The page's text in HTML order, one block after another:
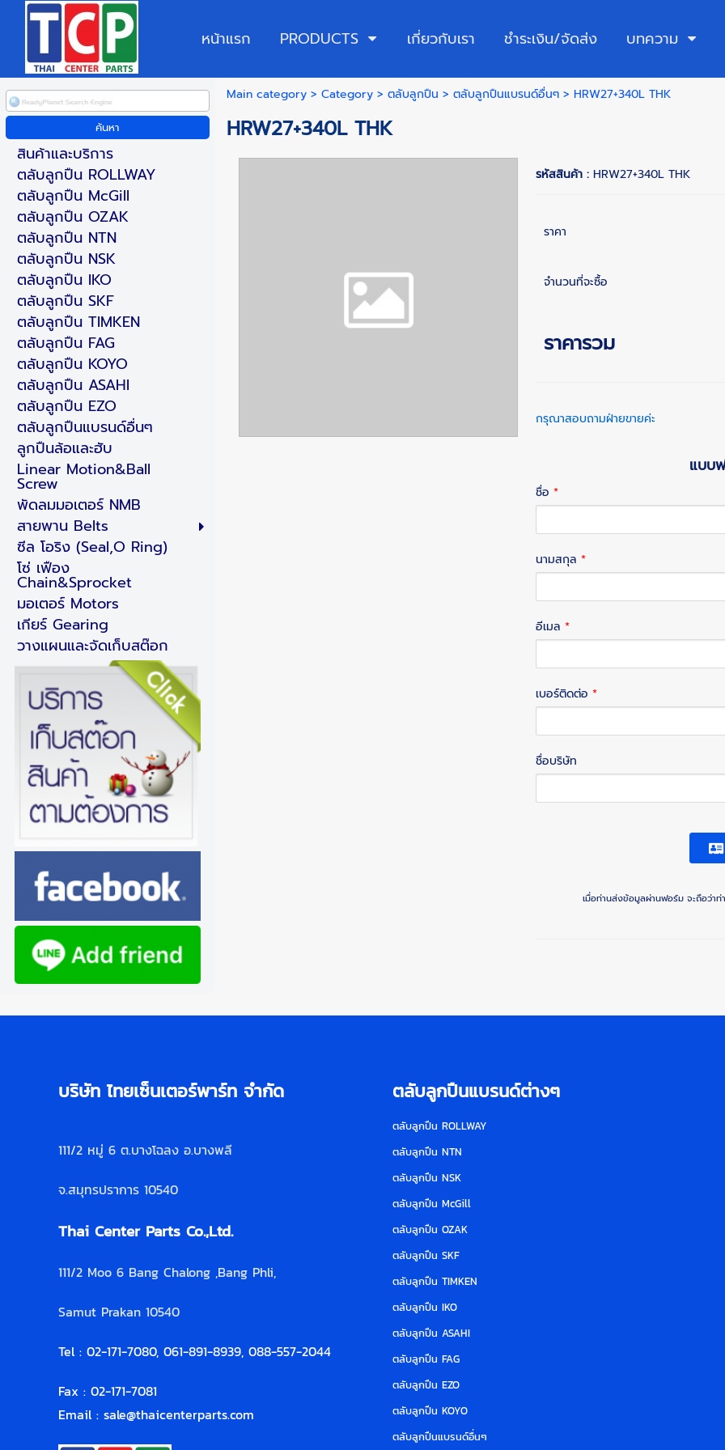
หน้าแรก PRODUCTS เกี่ยวกับเรา ชำระเงิน/จัดส่ง บทความ
สินค้าและบริการ
ตลับลูกปืน ROLLWAY
ตลับลูกปืน McGill
ตลับลูกปืน OZAK
ตลับลูกปืน NTN
ตลับลูกปืน NSK
ตลับลูกปืน IKO
ตลับลูกปืน SKF
ตลับลูกปืน TIMKEN
ตลับลูกปืน FAG
ตลับลูกปืน KOYO
ตลับลูกปืน ASAHI
ตลับลูกปืน EZO
ตลับลูกปืนแบรนด์อื่นๆ
ลูกปืนล้อและฮับ
Linear Motion&Ball
Screw
พัดลมมอเตอร์ NMB
สายพาน Belts
ซีล โอริง (Seal,O Ring)
โซ่ เฟือง
Chain&Sprocket
มอเตอร์ Motors
เกียร์ Gearing
วางแผนและจัดเก็บสต๊อก
Main category> Category> ตลับลูกปืน > ตลับลูกปืนแบรนด์อื่นๆ> HRW27+340L THK
HRW27+340L THK
รหัสสินค้า : HRW27+340L THK
ราคา
จำนวนที่จะซื้อ
ราคารวม
กรุณาสอบถามฝ่ายขายค่ะ
แบบ
ชื่อ *
นามสกุล *
อีเมล *
เบอร์ติดต่อ *
ชื่อบริษัท
เมื่อท่านส่งข้อมูลผ่านฟอร์ม จะถือว่าท่
บริษัท ไทยเซ็นเตอร์พาร์ท จำกัด
111/2 หมู่ 6 ต.บางโฉลง อ.บางพลี
จ.สมุทรปราการ 10540
Thai Center Parts Co.,Ltd.
111/2 Moo 6 Bang Chalong ,Bang Phli,
Samut Prakan 10540
Tel : 02-171-7080, 061-891-8939, 088-557-2044
Fax : 02-171-7081
Email : sale@thaicenterparts.com
ตลับลูกปืนแบรนด์ต่างๆ
ตลับลูกปืน ROLLWAY
ตลับลูกปืน NTN
ตลับลูกปืน NSK
ตลับลูกปืน McGill
ตลับลูกปืน OZAK
ตลับลูกปืน SKF
ตลับลูกปืน TIMKEN
ตลับลูกปืน IKO
ตลับลูกปืน ASAHI
ตลับลูกปืน FAG
ตลับลูกปืน EZO
ตลับลูกปืน KOYO
ตลับลูกปืนแบรนด์อื่นๆ